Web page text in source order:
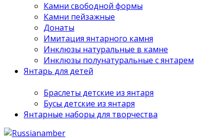
Камни свободной формы
Камни пейзажные
Донаты
Имитация янтарного камня
Инклюзы натуральные в камне
Инклюзы полунатуральные с янтарем
Янтарь для детей
Браслеты детские из янтаря
Бусы детские из янтаря
Янтарные наборы для творчества